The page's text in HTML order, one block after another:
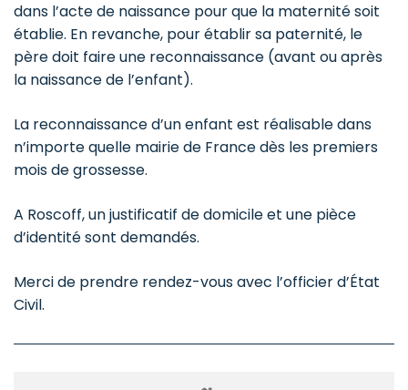
dans l’acte de naissance pour que la maternité soit
établie. En revanche, pour établir sa paternité, le
père doit faire une reconnaissance (avant ou après
la naissance de l’enfant).
La reconnaissance d’un enfant est réalisable dans
n’importe quelle mairie de France dès les premiers
mois de grossesse.
A Roscoff, un justificatif de domicile et une pièce
d’identité sont demandés.
Merci de prendre rendez-vous avec l’officier d’État
Civil.